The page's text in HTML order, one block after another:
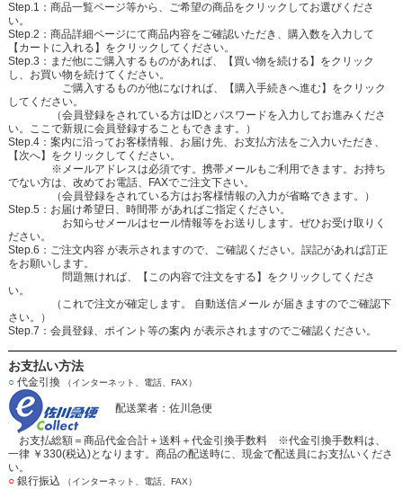
Step.1：商品一覧ページ等から、ご希望の商品をクリックしてお選びくださ
い。
Step.2：商品詳細ページにて商品内容をご確認いただき、購入数を入力して
【カートに入れる】をクリックしてください。
Step.3：まだ他にご購入するものがあれば、【買い物を続ける】をクリック
し、お買い物を続けてください。
ご購入するものが他になければ、【購入手続きへ進む】をクリック
してください。
（会員登録をされている方はIDとパスワードを入力してお進みくださ
い。ここで新規に会員登録することもできます。）
Step.4：案内に沿ってお客様情報、お届け先、お支払方法をご入力いただき、
【次へ】をクリックしてください。
※メールアドレスは必須です。携帯メールもご利用できます。お持ち
でない方は、改めてお電話、FAXでご注文下さい。
（会員登録をされている方はお客様情報の入力が省略できます。）
Step.5：お届け希望日、時間帯 があればご指定ください。
お知らせメールはセール情報等をお送りします。ぜひお受け取りく
ださい。
Step.6：ご注文内容 が表示されますので、ご確認ください。誤記があれば訂正
をお願いします。
問題無ければ、【この内容で注文をする】をクリックしてくださ
い。
（これで注文が確定します。 自動送信メール が届きますのでご確認下
さい。）
Step.7：会員登録、ポイント等の案内 が表示されますのでご確認ください。
お支払い方法
○代金引換 （インターネット、電話、FAX）
配送業者：佐川急便
お支払総額＝商品代金合計＋送料＋代金引換手数料 ※代金引換手数料は、
一律 ￥330(税込)となります。商品の配送時に、現金で配送員にお支払いくださ
い。
○銀行振込 （インターネット、電話、FAX）